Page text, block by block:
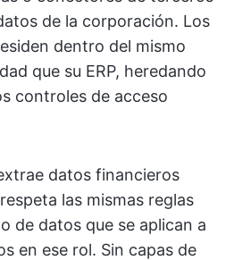
de la corporación. Los
dentro del mismo
que su ERP, heredando
controles de acceso
datos financieros
las mismas reglas
de datos que se aplican a
en ese rol. Sin capas de